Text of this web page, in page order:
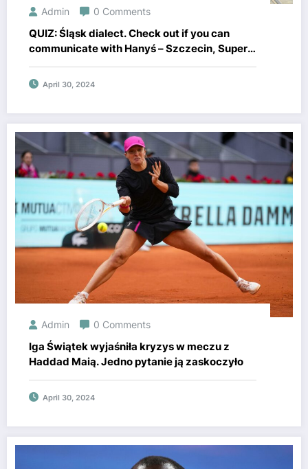
Admin 0 Comments
QUIZ: Śląsk dialect. Check out if you can
communicate with Hanyś – Szczecin, Super
Express.
April 30, 2024
Admin 0 Comments
Iga Świątek wyjaśniła kryzys w meczu z
Haddad Maią. Jedno pytanie ją zaskoczyło
April 30, 2024